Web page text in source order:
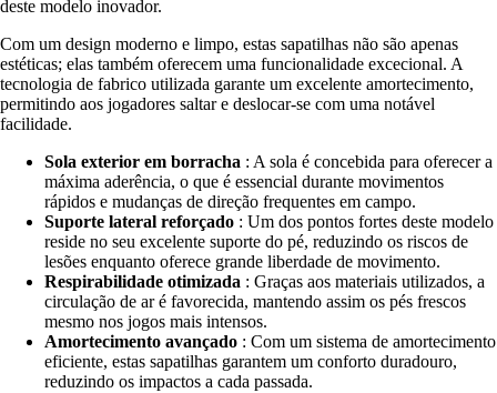
deste modelo inovador.
Com um design moderno e limpo, estas sapatilhas não são apenas
estéticas; elas também oferecem uma funcionalidade excecional. A
tecnologia de fabrico utilizada garante um excelente amortecimento,
permitindo aos jogadores saltar e deslocar-se com uma notável
facilidade.
Sola exterior em borracha : A sola é concebida para oferecer a
máxima aderência, o que é essencial durante movimentos
rápidos e mudanças de direção frequentes em campo.
Suporte lateral reforçado : Um dos pontos fortes deste modelo
reside no seu excelente suporte do pé, reduzindo os riscos de
lesões enquanto oferece grande liberdade de movimento.
Respirabilidade otimizada : Graças aos materiais utilizados, a
circulação de ar é favorecida, mantendo assim os pés frescos
mesmo nos jogos mais intensos.
Amortecimento avançado : Com um sistema de amortecimento
eficiente, estas sapatilhas garantem um conforto duradouro,
reduzindo os impactos a cada passada.